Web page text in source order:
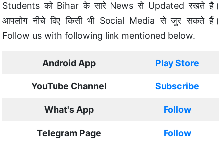
Students को Bihar के सारे News से Updated रखते है।
आपलोग नीचे दिए किसी भी Social Media से जुर सकते हैं।
Follow us with following link mentioned below.
Android App Play Store
YouTube Channel Subscribe
What's App Follow
Telegram Page Follow